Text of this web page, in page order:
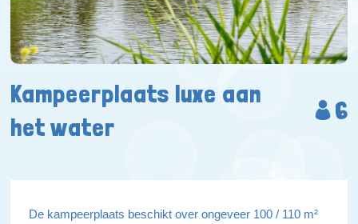
Kampeerplaats luxe aan
het water
6
De kampeerplaats beschikt over ongeveer 100 / 110 m²